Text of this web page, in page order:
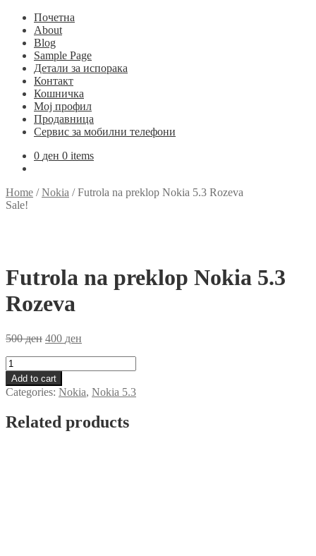
Почетна
About
Blog
Sample Page
Детали за испорака
Контакт
Кошничка
Мој профил
Продавница
Сервис за мобилни телефони
0 ден 0 items
Home /Nokia /Futrola na preklop Nokia 5.3 Rozeva
Sale!
Futrola na preklop Nokia 5.3
Rozeva
500ден 400 ден
Futrola
na
preklop
Nokia
Rozeva
Add to cart
Categories: Nokia, Nokia 5.3
Related products